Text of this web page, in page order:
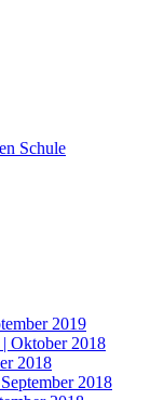
Schule
2019
Oktober 2018
2018
2018